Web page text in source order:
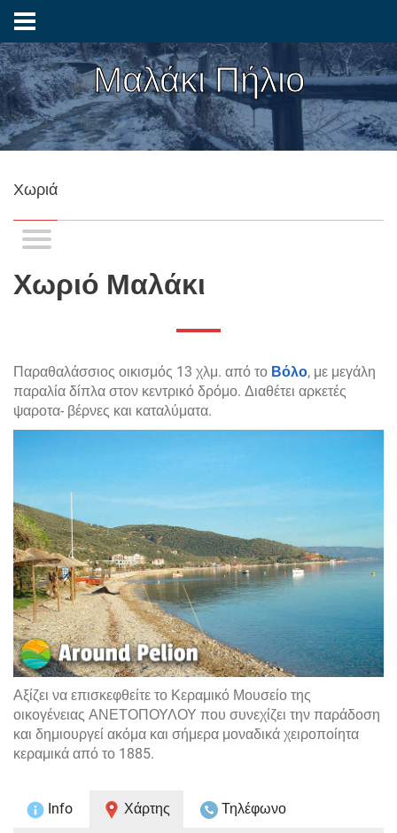
Μαλάκι Πήλιο
Χωριά
Χωριό Μαλάκι
Παραθαλάσσιος οικισμός 13 χλμ. από το Βόλο, με μεγάλη
παραλία δίπλα στον κεντρικό δρόμο. Διαθέτει αρκετές
ψαροτα- βέρνες και καταλύματα.
Αξίζει να επισκεφθείτε το Κεραμικό Μουσείο της
οικογένειας ΑΝΕΤΟΠΟΥΛΟΥ που συνεχίζει την παράδοση
και δημιουργεί ακόμα και σήμερα μοναδικά χειροποίητα
κεραμικά από το 1885.
Info Χάρτης Τηλέφωνο